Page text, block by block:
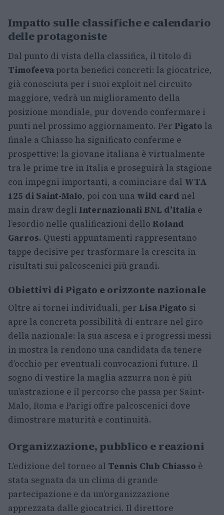
Impatto sulle classifiche e calendario
delle protagoniste
Dal punto di vista della classifica, il titolo di
Timofeevaporta benefici concreti: la giocatrice,
già conosciuta per i suoi exploit nel circuito
maggiore, vedrà un miglioramento della
posizione mondiale, pur dovendo confermare i
punti nel prossimo aggiornamento. Per Pigato la
finale a Chiasso ha significato conferme e
prospettive: la giovane italiana è virtualmente
tra le prime tre in Italia e proseguirà la stagione
con impegni importanti, a cominciare dal WTA
125 di Saint-Malo, poi con una wild card nel
main draw degli Internazionali BNL d’Italia e
l’esordio nelle qualificazioni dello Roland
Garros. Questi appuntamenti rappresentano
tappe decisive per trasformare la crescita in
risultati sui palcoscenici più grandi.
Obiettivi di Pigato e orizzonte nazionale
Oltre ai tornei individuali, per Lisa Pigato si
apre la concreta possibilità di entrare nel giro
della nazionale: la sua ascesa e i progressi messi
in mostra la rendono una candidata da tenere
d’occhio per eventuali convocazioni future. Il
sogno di vestire la maglia azzurra non è più
un’astrazione e il percorso che passa per Saint-
Malo, Roma e Parigi offre palcoscenici dove
dimostrare maturità e continuità.
Organizzazione, pubblico e reazioni
L’edizione del torneo al Tennis Club Chiasso è
stata segnata da un clima di grande
partecipazione e da un’organizzazione
apprezzata dalle giocatrici. Il direttore